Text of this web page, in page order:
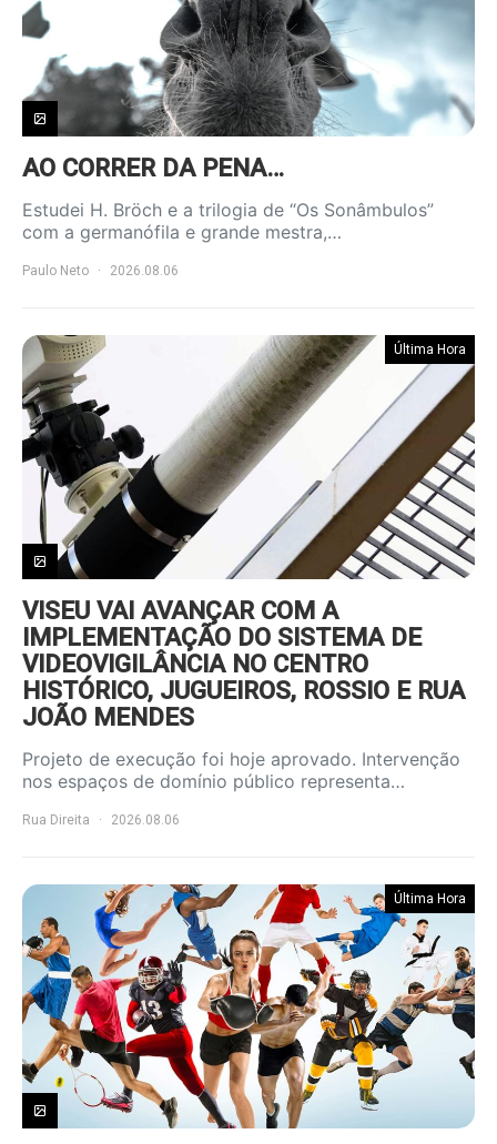
AO CORRER DA PENA…
Estudei H. Bröch e a trilogia de “Os Sonâmbulos”
com a germanófila e grande mestra,…
Paulo Neto 2026.08.06
Última Hora
VISEU VAI AVANÇAR COM A
IMPLEMENTAÇÃO DO SISTEMA DE
VIDEOVIGILÂNCIA NO CENTRO
HISTÓRICO, JUGUEIROS, ROSSIO E RUA
JOÃO MENDES
Projeto de execução foi hoje aprovado. Intervenção
nos espaços de domínio público representa…
Rua Direita 2026.08.06
Última Hora